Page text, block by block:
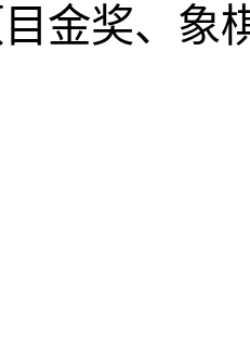
金奖、 象